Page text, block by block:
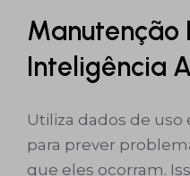
Manutenção
Inteligência
Utiliza dados de uso
para prever
que eles ocorram.